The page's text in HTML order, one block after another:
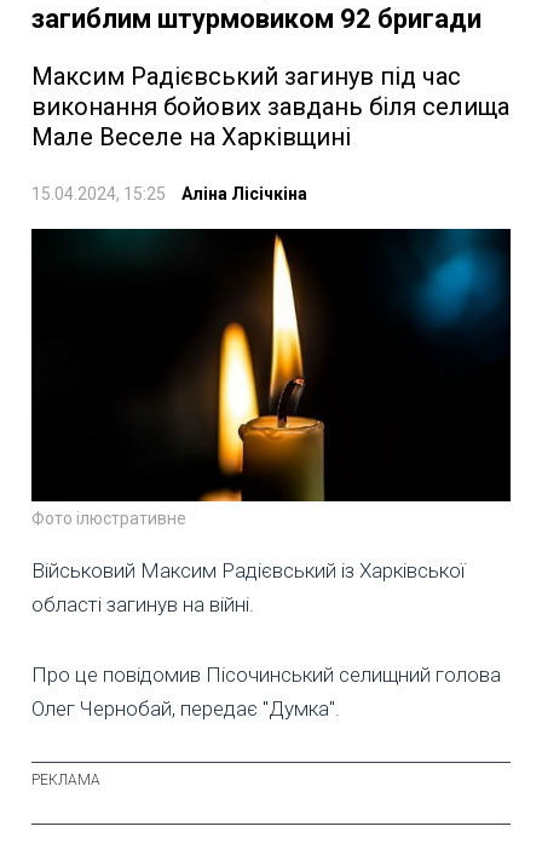
загиблим штурмовиком 92 бригади
Максим Радієвський загинув під час
виконання бойових завдань біля селища
Мале Веселе на Харківщині
15.04.2024, 15:25 Аліна Лісічкіна
Фото ілюстративне
Військовий Максим Радієвський із Харківської
області загинув на війні.
Про це повідомив Пісочинський селищний голова
Олег Чернобай, передає "Думка".